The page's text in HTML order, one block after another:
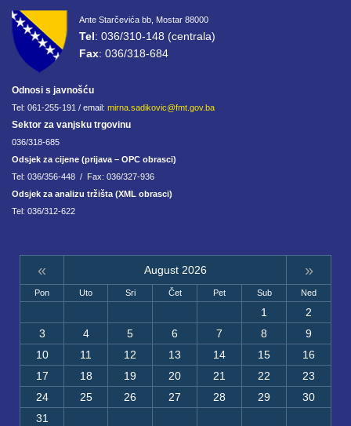
Ante Starčevića bb, Mostar 88000
Tel: 036/310-148 (centrala)
Fax: 036/318-684
Odnosi s javnošću
Tel: 061-255-191 / email: mirna.sadikovic@fmt.gov.ba
Sektor za vanjsku trgovinu
036/318-685
Odsjek za cijene (prijava – OPC obrasci)
Tel: 036/356-448 / Fax: 036/327-936
Odsjek za analizu tržišta (XML obrasci)
Tel: 036/312-622
« August 2026 »
Pon Uto Sri Čet Pet Sub Ned
1
2
3
4 5 6 7 8
9
10
11 12 13 14 15
16
17
18 19 20 21 22
23
24
25 26 27 28 29
30
31